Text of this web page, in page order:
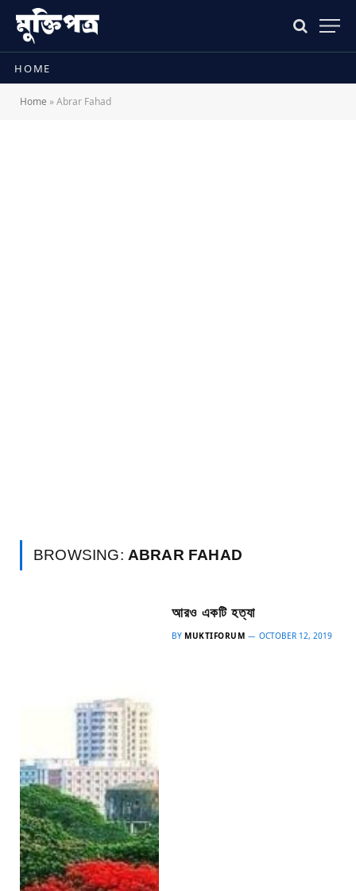
HOME
Home »Abrar Fahad
BROWSING: ABRAR FAHAD
আরও একটি হত্যা
BY MUKTIFORUM OCTOBER 12, 2019